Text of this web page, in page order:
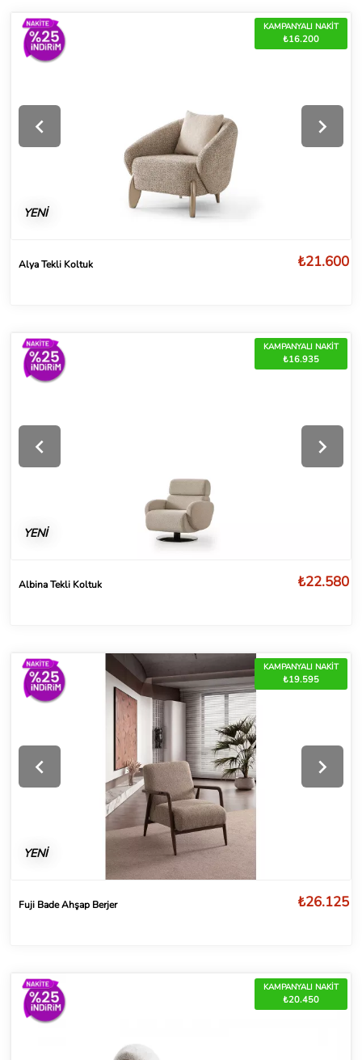
KAMPANYALI NAKİT
₺16.200
YENİ
Alya Tekli Koltuk ₺21.600
KAMPANYALI NAKİT
₺16.935
YENİ
Albina Tekli Koltuk ₺22.580
KAMPANYALI NAKİT
₺19.595
YENİ
Fuji Bade Ahşap Berjer ₺26.125
KAMPANYALI NAKİT
₺20.450